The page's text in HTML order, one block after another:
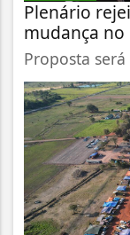
Plenário
mudança no
Proposta